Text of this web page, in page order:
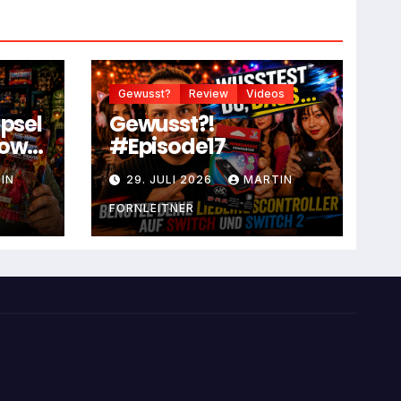
Gewusst? Review Videos
Gewusst?!
#Episode17
29. JULI 2026 MARTIN
FORNLEITNER